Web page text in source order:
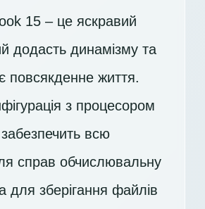
15 – це яскравий
додасть динамізму та
повсякденне життя.
з процесором
всю
справ обчислювальну
для зберігання файлів